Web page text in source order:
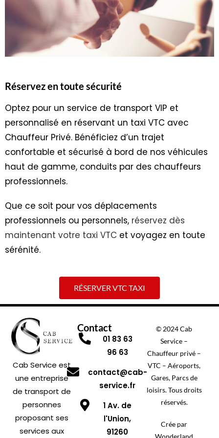
Réservez en toute sécurité
Optez pour un service de transport VIP et
personnalisé en réservant un taxi VTC avec
Chauffeur Privé. Bénéficiez d’un trajet
confortable et sécurisé à bord de nos véhicules
haut de gamme, conduits par des chauffeurs
professionnels.
Que ce soit pour vos déplacements
professionnels ou personnels, réservez dès
maintenant votre taxi VTC et voyagez en toute
sérénité.
RÉSERVER VTC TAXI
Cab Service est
une entreprise
de transport de
personnes
proposant ses
services aux
Contact
01 83 63
96 63
contact@cab-
service.fr
1 Av. de
l'Union,
91260
© 2024 Cab
Service –
Chauffeur privé –
VTC – Aéroports,
Gares, Parcs de
loisirs. Tous droits
réservés.
Crée par
Wonderland